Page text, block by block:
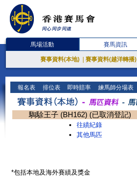
馬場活動 賽馬資訊
賽事資料(本地) 賽事資料(越洋轉播)
報名表 排位表 即時賠率 練馬師分場表
騊駼王子 (BH162) (已取消登記)
往績紀錄
其他馬匹
*包括本地及海外賽績及獎金